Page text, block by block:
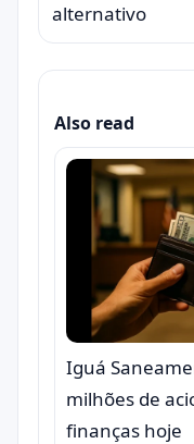
alternativo
Also read
Iguá
milhões de
finanças hoje